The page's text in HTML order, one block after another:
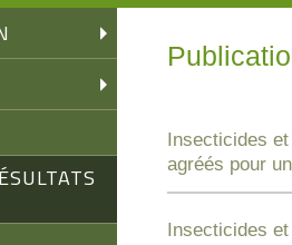
Insecticides
agréés pour
Insecticides